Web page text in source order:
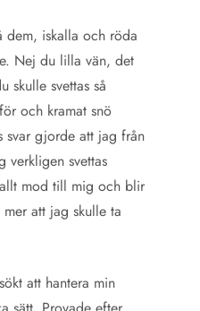
dem, iskalla och röda
Nej du lilla vän, det
skulle svettas så
och kramat snö
svar gjorde att jag från
verkligen svettas
allt mod till mig och blir
att jag skulle ta
att hantera min